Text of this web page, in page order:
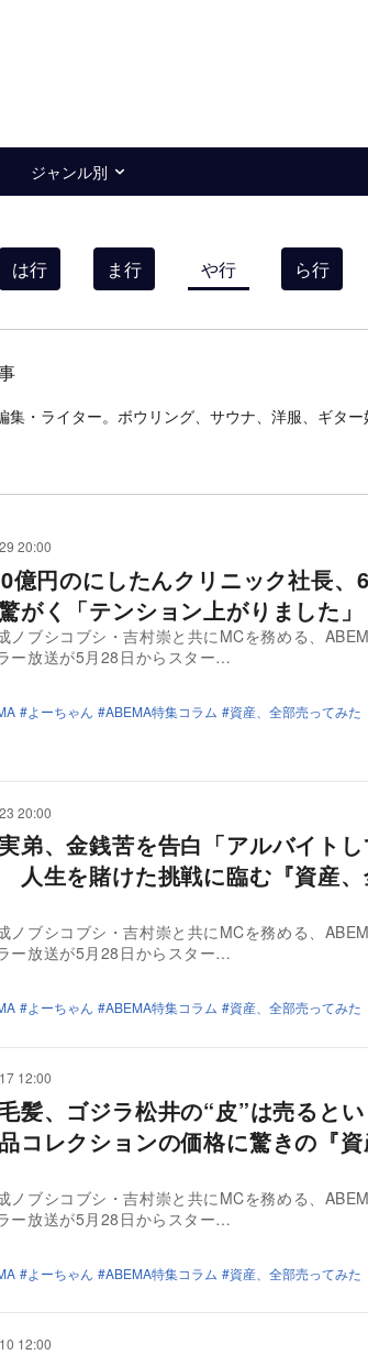
ジャンル別
は行 ま行 や行 ら行
・ライター。ボウリング、サウナ、洋服、ギター
20:00
億円のにしたんクリニック社長、
がく「テンション上がりました」
ノブシコブシ・吉村崇と共にMCを務める、
ー放送が5月28日からスター…
よーちゃん ABEMA特集コラム 資産、全部売ってみた
20:00
弟、金銭苦を告白「アルバイト
生を賭けた挑戦に臨む『資産
ノブシコブシ・吉村崇と共にMCを務める、
ー放送が5月28日からスター…
よーちゃん ABEMA特集コラム 資産、全部売ってみた
12:00
髪、ゴジラ松井の“皮”は売ると
コレクションの価格に驚きの『
ノブシコブシ・吉村崇と共にMCを務める、
ー放送が5月28日からスター…
よーちゃん ABEMA特集コラム 資産、全部売ってみた
12:00